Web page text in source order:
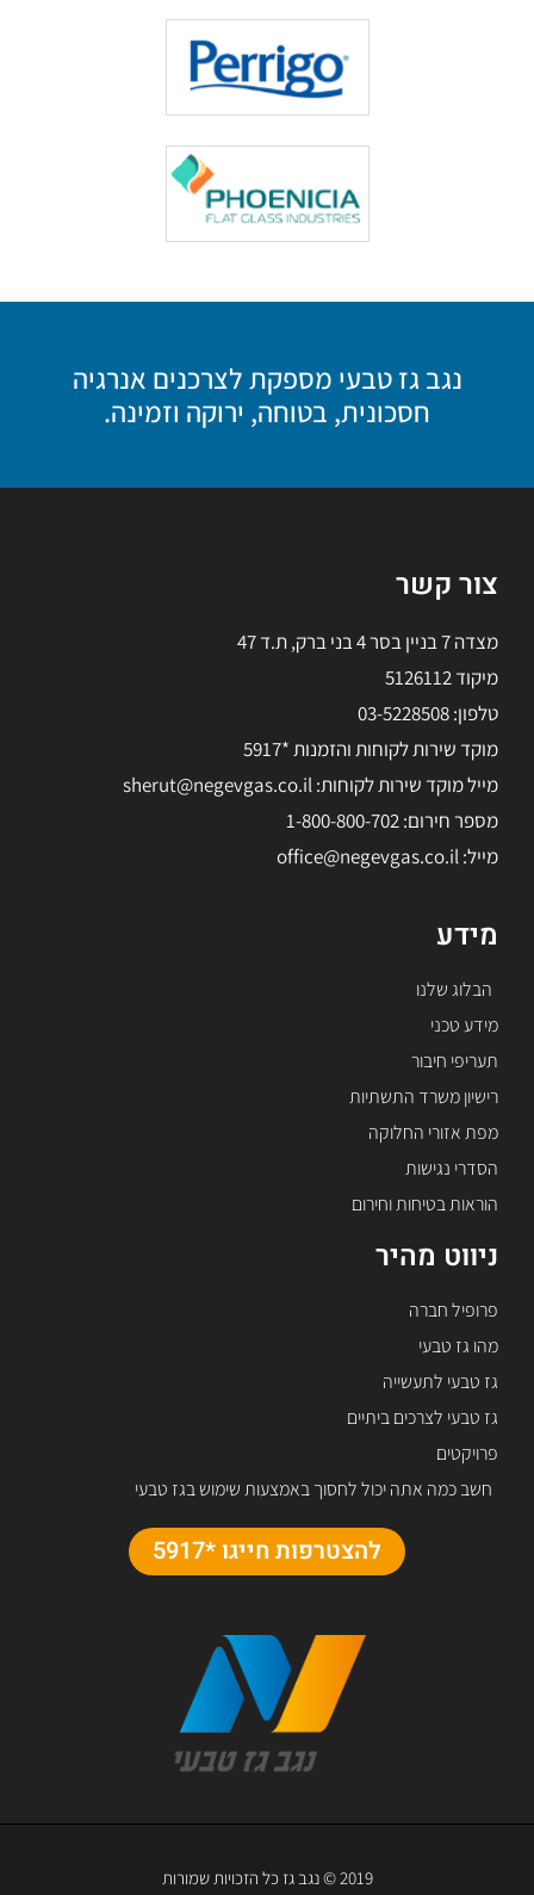
נגב גז טבעי מספקת לצרכנים אנרגיה
חסכונית, בטוחה, ירוקה וזמינה.
ניווט מהיר
פרופיל חברה
מהו גז טבעי
גז טבעי לתעשייה
גז טבעי לצרכים ביתיים
פרויקטים
חשב כמה אתה יכול לחסוך באמצעות שימוש בגז טבעי
להצטרפות חייגו *5917
מידע
הבלוג שלנו
מידע טכני
תעריפי חיבור
רישיון משרד התשתיות
מפת אזורי החלוקה
הסדרי נגישות
הוראות בטיחות וחירום
צור קשר
מצדה 7 בניין בסר 4 בני ברק, ת.ד 47
מיקוד 5126112
טלפון: 03-5228508
מוקד שירות לקוחות והזמנות *5917
מייל מוקד שירות לקוחות: sherut@negevgas.co.il
מספר חירום: 1-800-800-702
מייל: office@negevgas.co.il
2019 © נגב גז כל הזכויות שמורות